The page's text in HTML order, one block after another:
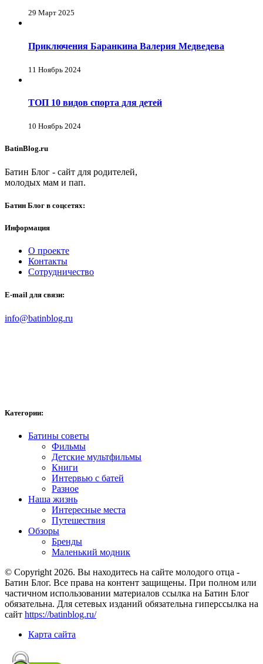
29 Март 2025
Приключения Баранкина Валерия Медведева
11 Ноябрь 2024
ТОП 10 видов спорта для детей
10 Ноябрь 2024
BatinBlog.ru
Батин Блог - сайт для родителей,
молодых мам и пап.
Батин Блог в соцсетях:
Информация
О проекте
Контакты
Сотрудничество
E-mail для связи:
info@batinblog.ru
Категории:
Батины советы
Фильмы
Детские мультфильмы
Книги
Интервью с батей
Разное
Наша жизнь
Интересные места
Путешествия
Обзоры
Бренды
Маленький модник
© Copyright 2026. Вы находитесь на сайте молодого отца -
Батин Блог. Все права на контент защищены. При полном или
частичном использовании материалов ссылка на Батин Блог
обязательна. Для сетевых изданий обязательна гиперссылка на
сайт https://batinblog.ru/
Карта сайта